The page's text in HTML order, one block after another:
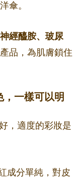
傘。
神經醯胺、玻尿
品，為肌膚鎖住
，一樣可以明
，適度的彩妝是
成分單純，對皮